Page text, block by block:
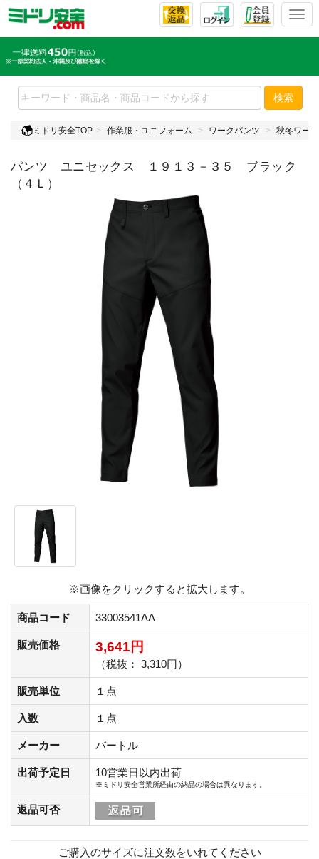
T
l
e
n
v
検索
ミドリ安全TOP 作業服・ユニフォーム ワークパンツ 秋冬ワー
パンツ ユニセックス １９１３－３５ ブラック
（４Ｌ）
※画像をクリックすると拡大します。
商品コード 33003541AA
販売価格 3,641円
（税抜： 3,310円）
販売単位 １点
入数 １点
メーカー バートル
出荷予定日 10営業日以内出荷
※ミドリ安全営業所経由の納品の場合は異なります。
返品可否
ご購入のサイズに注文数をいれてください